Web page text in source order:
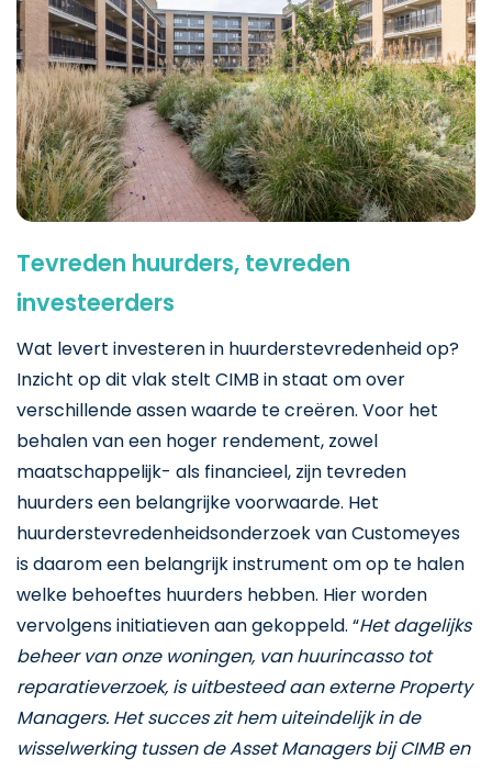
Tevreden huurders, tevreden
investeerders
Wat levert investeren in huurderstevredenheid op?
Inzicht op dit vlak stelt CIMB in staat om over
verschillende assen waarde te creëren. Voor het
behalen van een hoger rendement, zowel
maatschappelijk- als financieel, zijn tevreden
huurders een belangrijke voorwaarde. Het
huurderstevredenheidsonderzoek van Customeyes
is daarom een belangrijk instrument om op te halen
welke behoeftes huurders hebben. Hier worden
vervolgens initiatieven aan gekoppeld. “Het dagelijks
beheer van onze woningen, van huurincasso tot
reparatieverzoek, is uitbesteed aan externe Property
Managers. Het succes zit hem uiteindelijk in de
wisselwerking tussen de Asset Managers bij CIMB en